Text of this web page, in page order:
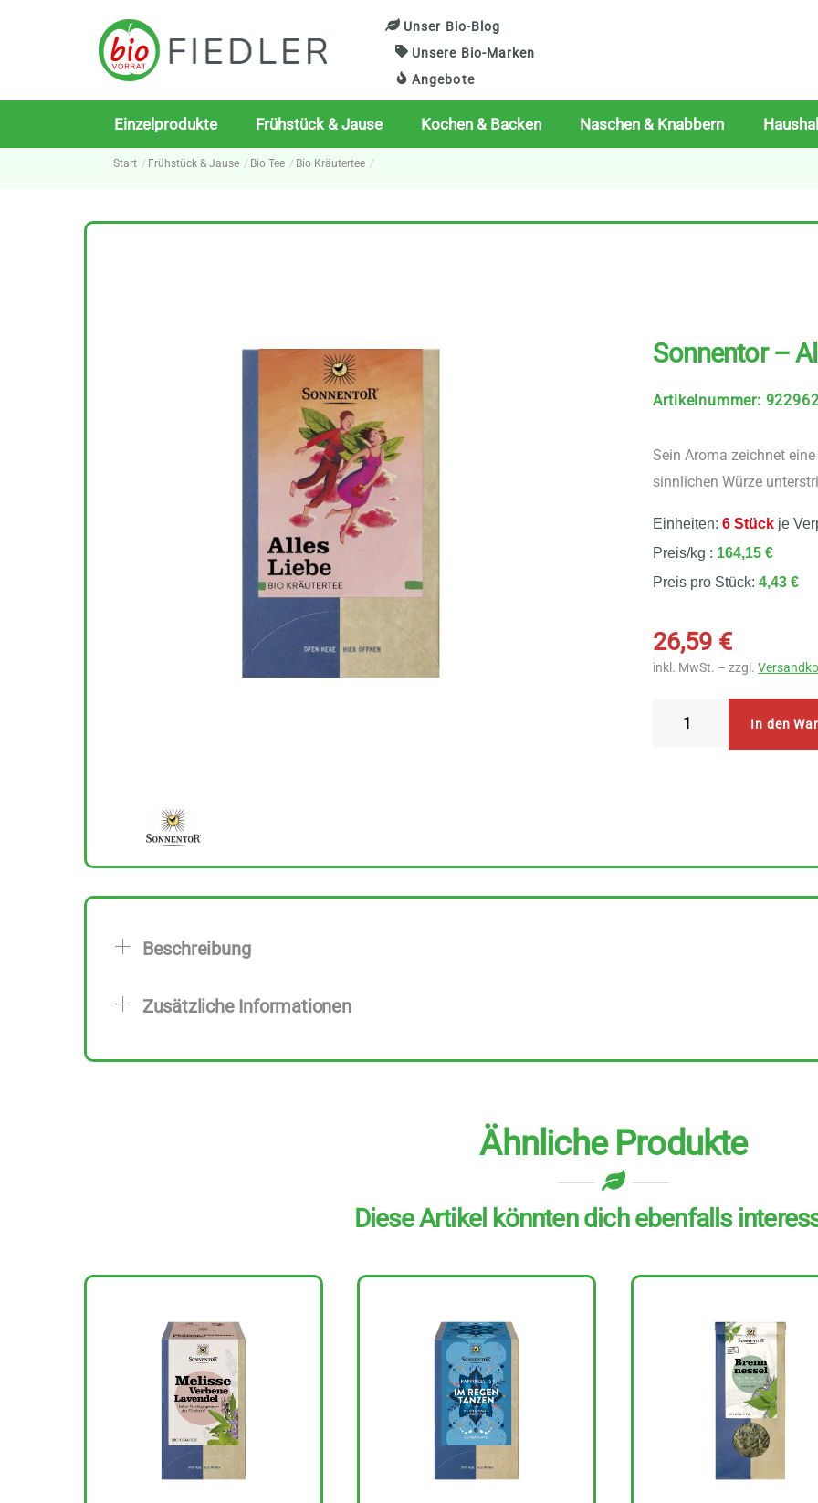
Unser Bio-Blog
Unsere Bio-Marken
Angebote
Einzelprodukte Frühstück & Jause Kochen & Backen Naschen & Knabbern
Start Frühstück & Jause Bio Tee Bio Kräutertee
Sonnentor –
Artikelnummer:
Sein Aroma zeichnet
sinnlichen Würze
Einheiten:6 Stück je
Preis/kg : 164,15 €
Preis pro Stück:4,43 €
26,59 €
inkl. MwSt. – zzgl.
Stück
Menge
In den
Beschreibung
Zusätzliche Informationen
Ähnliche Produkte
Diese Artikel könnten dich ebenfalls